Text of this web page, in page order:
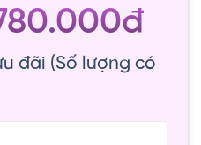
đãi (Số lượng có